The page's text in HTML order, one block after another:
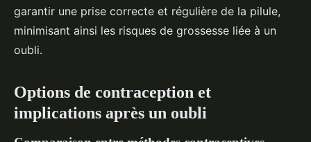
garantir une prise correcte et régulière de la pilule,
minimisant ainsi les risques de grossesse liée à un
oubli.
Options de contraception et
implications après un oubli